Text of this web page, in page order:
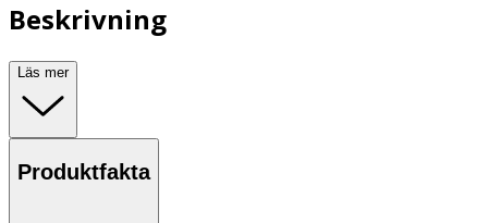
Beskrivning
Läs mer
Produktfakta